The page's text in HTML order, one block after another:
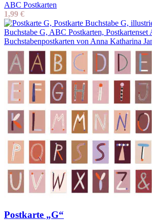
ABC Postkarten
1,99 €
Postkarte „G“